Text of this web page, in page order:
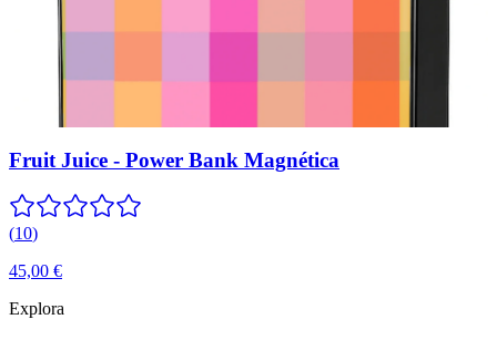
Fruit Juice - Power Bank Magnética
(10)
45,00 €
Explora